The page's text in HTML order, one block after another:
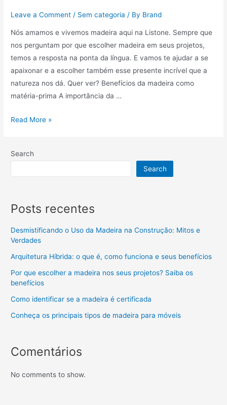
Leave a Comment / Sem categoria / By Brand
Nós amamos e vivemos madeira aqui na Listone. Sempre que
nos perguntam por que escolher madeira em seus projetos,
temos a resposta na ponta da língua. E vamos te ajudar a se
apaixonar e a escolher também esse presente incrível que a
natureza nos dá. Quer ver? Benefícios da madeira como
matéria-prima A importância da …
Read More »
Search
Search
Posts recentes
Desmistificando o Uso da Madeira na Construção: Mitos e
Verdades
Arquitetura Híbrida: o que é, como funciona e seus benefícios
Por que escolher a madeira nos seus projetos? Saiba os
benefícios
Como identificar se a madeira é certificada
Conheça os principais tipos de madeira para móveis
Comentários
No comments to show.